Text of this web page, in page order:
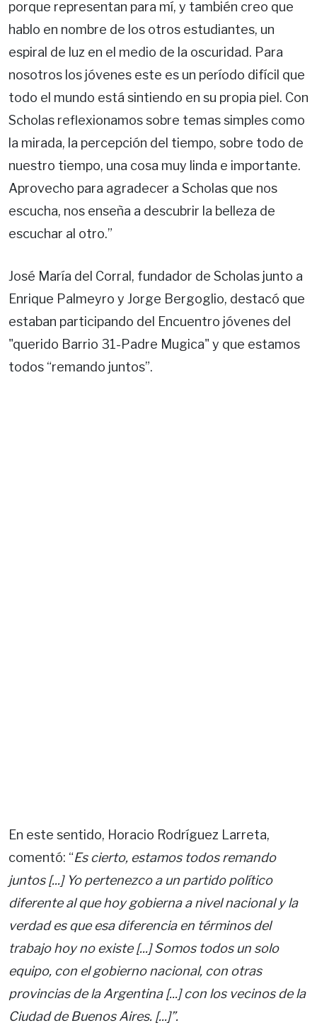
porque representan para mí, y también creo que
hablo en nombre de los otros estudiantes, un
espiral de luz en el medio de la oscuridad. Para
nosotros los jóvenes este es un período difícil que
todo el mundo está sintiendo en su propia piel. Con
Scholas reflexionamos sobre temas simples como
la mirada, la percepción del tiempo, sobre todo de
nuestro tiempo, una cosa muy linda e importante.
Aprovecho para agradecer a Scholas que nos
escucha, nos enseña a descubrir la belleza de
escuchar al otro.”
José María del Corral, fundador de Scholas junto a
Enrique Palmeyro y Jorge Bergoglio, destacó que
estaban participando del Encuentro jóvenes del
"querido Barrio 31-Padre Mugica" y que estamos
todos “remando juntos”.
En este sentido, Horacio Rodríguez Larreta,
comentó: “Es cierto, estamos todos remando
juntos [...] Yo pertenezco a un partido político
diferente al que hoy gobierna a nivel nacional y la
verdad es que esa diferencia en términos del
trabajo hoy no existe [...] Somos todos un solo
equipo, con el gobierno nacional, con otras
provincias de la Argentina [...] con los vecinos de la
Ciudad de Buenos Aires. [...]”.